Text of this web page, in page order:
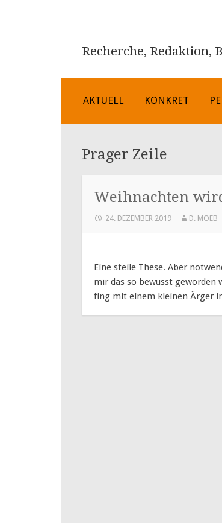
Recherche, Redaktion,
ZUM
SPRINGEN
AKTUELL KONKRET
Prager Zeile
Weihnachten
24. DEZEMBER 2019 D. MOEB
Eine steile These. Aber
mir das so bewusst geworden
fing mit einem kleinen Ärger